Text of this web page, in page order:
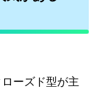
ーズド型が主